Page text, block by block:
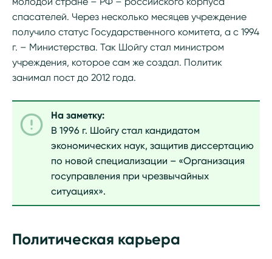
спасателей. Через несколько месяцев учреждение
получило статус Государственного комитета, а с 1994
г. – Министерства. Так Шойгу стал министром
учреждения, которое сам же создал. Политик
занимал пост до 2012 года.
На заметку:
В 1996 г. Шойгу стал кандидатом
экономических наук, защитив диссертацию
по новой специализации – «Организация
госуправления при чрезвычайных
ситуациях».
Политическая карьера